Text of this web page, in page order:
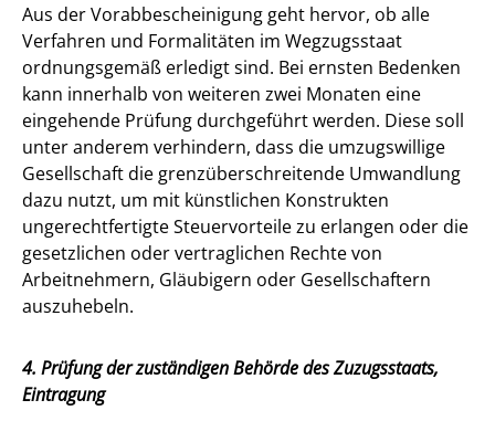
Aus der Vorabbescheinigung geht hervor, ob alle
Verfahren und Formalitäten im Wegzugsstaat
ordnungsgemäß erledigt sind. Bei ernsten Bedenken
kann innerhalb von weiteren zwei Monaten eine
eingehende Prüfung durchgeführt werden. Diese soll
unter anderem verhindern, dass die umzugswillige
Gesellschaft die grenzüberschreitende Umwandlung
dazu nutzt, um mit künstlichen Konstrukten
ungerechtfertigte Steuervorteile zu erlangen oder die
gesetzlichen oder vertraglichen Rechte von
Arbeitnehmern, Gläubigern oder Gesellschaftern
auszuhebeln.
4. Prüfung der zuständigen Behörde des Zuzugsstaats,
Eintragung